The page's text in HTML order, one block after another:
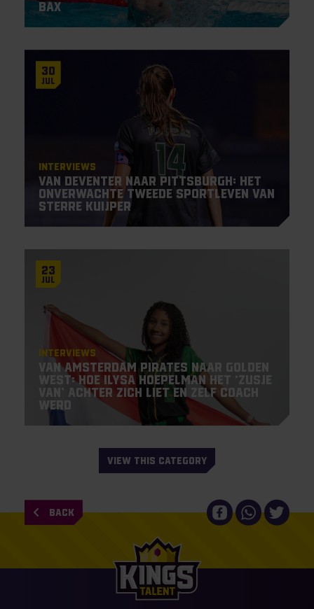
Bax
30
Jul
Interviews
Van Deventer naar Pittsburgh: het
onverwachte tweede sportleven van
Sterre Kuijper
23
Jul
Interviews
Van Amsterdam Pirates naar Golden
West: hoe Ilysa Hoepelman het ‘zusje
van’ achter zich liet en zelf coach
werd
VIEW THIS CATEGORY
BACK